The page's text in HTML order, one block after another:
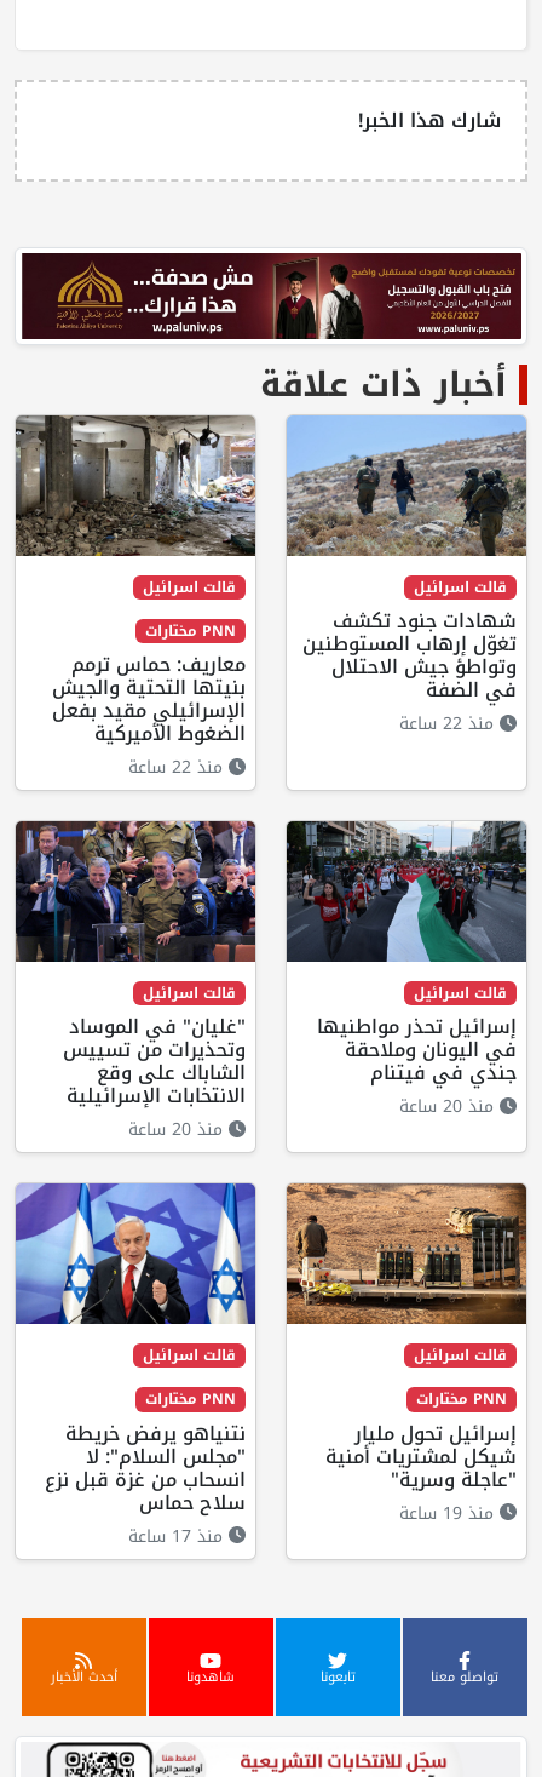
شارك هذا الخبر!
أخبار ذات علاقة
قالت اسرائيل
شهادات جنود تكشف
تغوّل إرهاب المستوطنين
وتواطؤ جيش الاحتلال
في الضفة
منذ 22 ساعة
قالت اسرائيل
PNN مختارات
معاريف: حماس ترمم
بنيتها التحتية والجيش
الإسرائيلي مقيد بفعل
الضغوط الأميركية
منذ 22 ساعة
قالت اسرائيل
إسرائيل تحذر مواطنيها
في اليونان وملاحقة
جندي في فيتنام
منذ 20 ساعة
قالت اسرائيل
"غليان" في الموساد
وتحذيرات من تسييس
الشاباك على وقع
الانتخابات الإسرائيلية
منذ 20 ساعة
قالت اسرائيل
PNN مختارات
إسرائيل تحول مليار
شيكل لمشتريات أمنية
"عاجلة وسرية"
منذ 19 ساعة
قالت اسرائيل
PNN مختارات
نتنياهو يرفض خريطة
"مجلس السلام": لا
انسحاب من غزة قبل نزع
سلاح حماس
منذ 17 ساعة
تواصلو معنا تابعونا شاهدونا أحدث الأخبار